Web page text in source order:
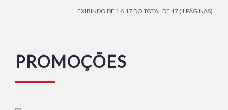
EXIBINDO DE 1 A 17 DO TOTAL DE 17 (1 PÁGINAS)
PROMOÇÕES